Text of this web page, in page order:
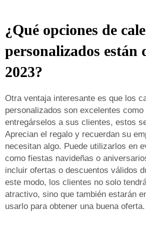
¿Qué opciones de
personalizados están
2023?
Otra ventaja interesante es que los
personalizados son excelentes como
entregárselos a sus clientes, estos
Aprecian el regalo y recuerdan su
necesitan algo. Puede utilizarlos en
como fiestas navideñas o
incluir ofertas o descuentos válidos
este modo, los clientes no solo
atractivo, sino que también estarán
usarlo para obtener una buena oferta.